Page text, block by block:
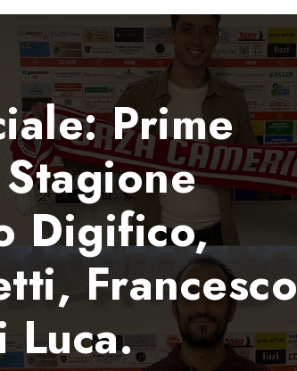
Prime
Digifico,
Francesco